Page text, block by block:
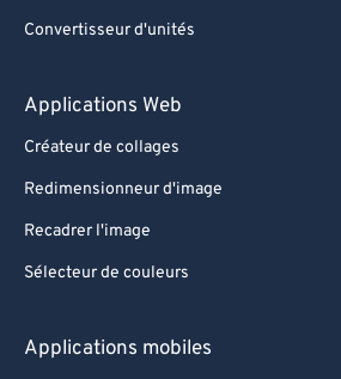
Convertisseur d'unités
Applications Web
Créateur de collages
Redimensionneur d'image
Recadrer l'image
Sélecteur de couleurs
Applications mobiles